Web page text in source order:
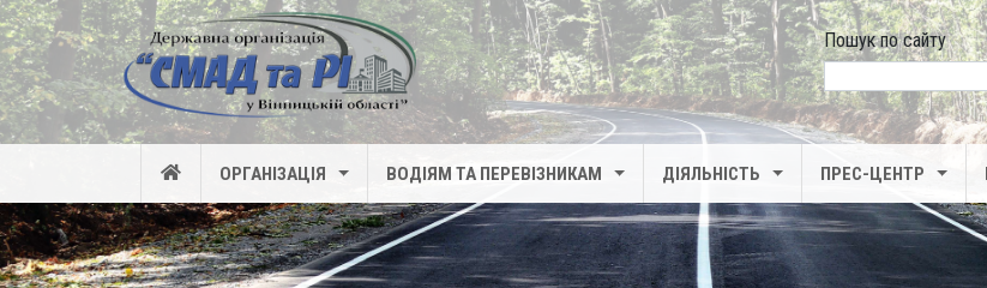
Пошук по сайту
search
ОРГАНІЗАЦІЯ ВОДІЯМ ТА ПЕРЕВІЗНИКАМ ДІЯЛЬНІСТЬ ПРЕС-ЦЕНТР